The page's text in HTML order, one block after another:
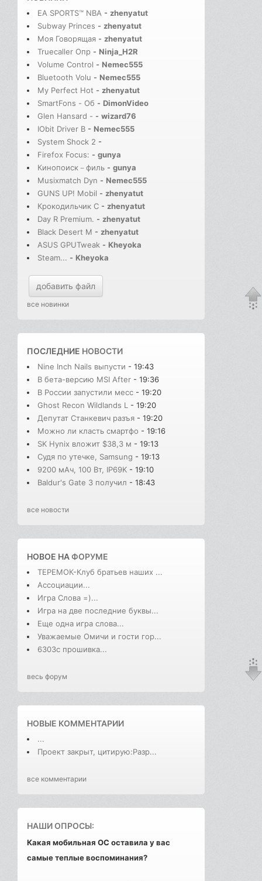
EA SPORTS™ NBA - zhenyatut
Subway Princes - zhenyatut
Моя Говорящая - zhenyatut
Truecaller Опр - Ninja_H2R
Volume Control - Nemec555
Bluetooth Volu - Nemec555
My Perfect Hot - zhenyatut
SmartFons - Об - DimonVideo
Glen Hansard - - wizard76
IObit Driver B - Nemec555
System Shock 2 -
Firefox Focus: - gunya
Кинопоиск－филь - gunya
Musixmatch Dyn - Nemec555
GUNS UP! Mobil - zhenyatut
Крокодильчик С - zhenyatut
Day R Premium. - zhenyatut
Black Desert M - zhenyatut
ASUS GPUTweak - Kheyoka
Steam... - Kheyoka
добавить файл
все новинки
ПОСЛЕДНИЕ НОВОСТИ
Nine Inch Nails выпусти - 19:43
В бета-версию MSI After - 19:36
В России запустили месс - 19:20
Ghost Recon Wildlands L - 19:20
Депутат Станкевич разъя - 19:20
Можно ли класть смартфо - 19:16
SK Hynix вложит $38,3 м - 19:13
Судя по утечке, Samsung - 19:13
9200 мАч, 100 Вт, IP69K - 19:10
Baldur's Gate 3 получил - 18:43
все новости
НОВОЕ НАФОРУМЕ
ТЕРЕМОК-Клуб братьев наших ...
Ассоциации...
Игра Слова =)...
Игра на две последние буквы...
Еще одна игра слова...
Уважаемые Омичи и гости гор...
6303с прошивка...
весь форум
НОВЫЕ КОММЕНТАРИИ
...
Проект закрыт, цитирую:Разр...
все комментарии
НАШИ ОПРОСЫ:
Какая мобильная ОС оставила у вас
самые теплые воспоминания?